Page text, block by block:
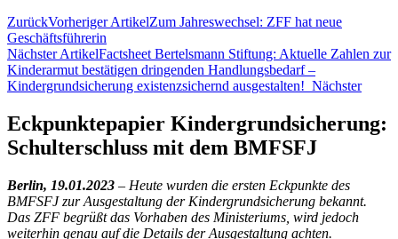
ZurückVorheriger ArtikelZum Jahreswechsel: ZFF hat neue
Geschäftsführerin
Nächster ArtikelFactsheet Bertelsmann Stiftung: Aktuelle Zahlen zur
Kinderarmut bestätigen dringenden Handlungsbedarf –
Kindergrundsicherung existenzsichernd ausgestalten! Nächster
Eckpunktepapier Kindergrundsicherung:
Schulterschluss mit dem BMFSFJ
Berlin, 19.01.2023 – Heute wurden die ersten Eckpunkte des
BMFSFJ zur Ausgestaltung der Kindergrundsicherung bekannt.
Das ZFF begrüßt das Vorhaben des Ministeriums, wird jedoch
weiterhin genau auf die Details der Ausgestaltung achten.